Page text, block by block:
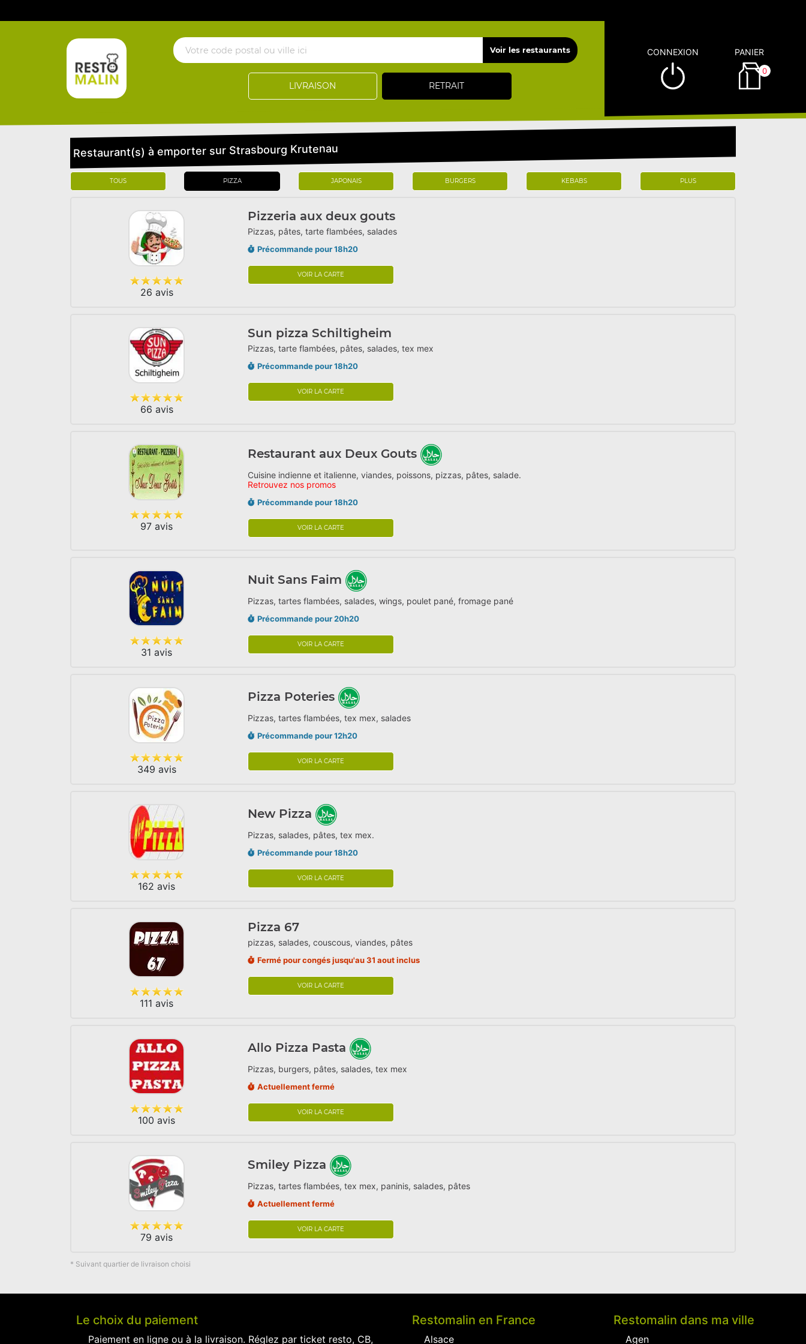
LIVRAISON RETRAIT
CONNEXION PANIER
0
Restaurant(s) à emporter sur Strasbourg Krutenau
TOUS PIZZA JAPONAIS BURGERS KEBABS PLUS
26 avis
Pizzeria aux deux gouts
Pizzas, pâtes, tarte flambées, salades
Précommande pour 18h20
VOIR LA CARTE
66 avis
Sun pizza Schiltigheim
Pizzas, tarte flambées, pâtes, salades, tex mex
Précommande pour 18h20
VOIR LA CARTE
97 avis
Restaurant aux Deux Gouts
Cuisine indienne et italienne, viandes, poissons, pizzas, pâtes, salade.
Retrouvez nos promos
Précommande pour 18h20
VOIR LA CARTE
31 avis
Nuit Sans Faim
Pizzas, tartes flambées, salades, wings, poulet pané, fromage pané
Précommande pour 20h20
VOIR LA CARTE
349 avis
Pizza Poteries
Pizzas, tartes flambées, tex mex, salades
Précommande pour 12h20
VOIR LA CARTE
162 avis
New Pizza
Pizzas, salades, pâtes, tex mex.
Précommande pour 18h20
VOIR LA CARTE
111 avis
Pizza 67
pizzas, salades, couscous, viandes, pâtes
Fermé pour congés jusqu'au 31 aout inclus
VOIR LA CARTE
100 avis
Allo Pizza Pasta
Pizzas, burgers, pâtes, salades, tex mex
Actuellement fermé
VOIR LA CARTE
79 avis
Smiley Pizza
Pizzas, tartes flambées, tex mex, paninis, salades, pâtes
Actuellement fermé
VOIR LA CARTE
* Suivant quartier de livraison choisi
Le choix du paiement
Paiement en ligne ou à la livraison. Réglez par ticket resto, CB,
Restomalin en France
Alsace
Restomalin dans ma ville
Agen